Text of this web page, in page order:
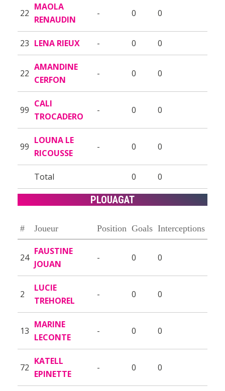
22
MAOLA
RENAUDIN
- 0 0
23 LENA RIEUX - 0 0
22
AMANDINE
CERFON
- 0 0
99
CALI
TROCADERO
- 0 0
99
LOUNA LE
RICOUSSE
- 0 0
Total 0 0
PLOUAGAT
# Joueur Position Goals Interceptions
24
FAUSTINE
JOUAN
- 0 0
2
LUCIE
TREHOREL
- 0 0
13
MARINE
LECONTE
- 0 0
72
KATELL
EPINETTE
- 0 0